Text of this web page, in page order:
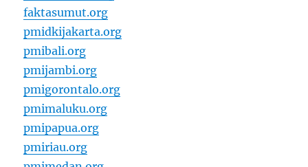
faktasumut.org
pmidkijakarta.org
pmibali.org
pmijambi.org
pmigorontalo.org
pmimaluku.org
pmipapua.org
pmiriau.org